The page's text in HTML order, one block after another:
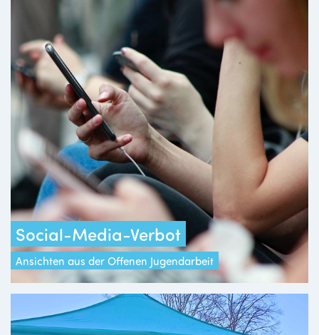
Social-Media-Verbot
Ansichten aus der Offenen Jugendarbeit